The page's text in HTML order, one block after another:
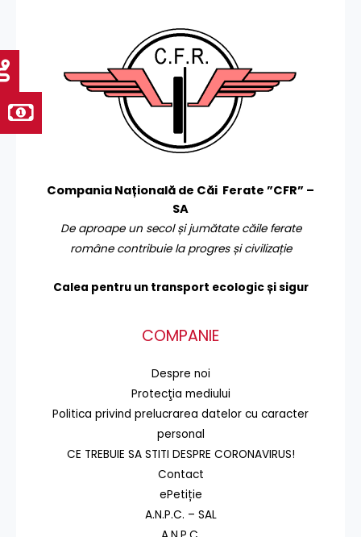
Compania Națională de Căi Ferate ”CFR” –
SA
De aproape un secol și jumătate căile ferate
române contribuie la progres și civilizație
Calea pentru un transport ecologic și sigur
COMPANIE
Despre noi
Protecţia mediului
Politica privind prelucrarea datelor cu caracter
personal
CE TREBUIE SA STITI DESPRE CORONAVIRUS!
Contact
ePetiție
A.N.P.C. – SAL